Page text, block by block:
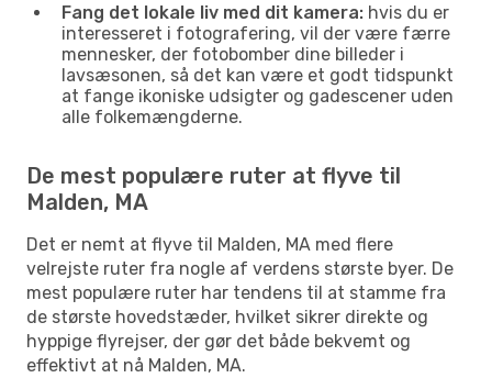
Fang det lokale liv med dit kamera: hvis du er
interesseret i fotografering, vil der være færre
mennesker, der fotobomber dine billeder i
lavsæsonen, så det kan være et godt tidspunkt
at fange ikoniske udsigter og gadescener uden
alle folkemængderne.
De mest populære ruter at flyve til
Malden, MA
Det er nemt at flyve til Malden, MA med flere
velrejste ruter fra nogle af verdens største byer. De
mest populære ruter har tendens til at stamme fra
de største hovedstæder, hvilket sikrer direkte og
hyppige flyrejser, der gør det både bekvemt og
effektivt at nå Malden, MA.